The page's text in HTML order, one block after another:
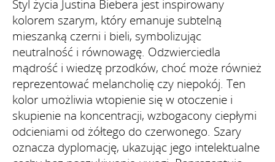
Styl życia Justina Biebera jest inspirowany
kolorem szarym, który emanuje subtelną
mieszanką czerni i bieli, symbolizując
neutralność i równowagę. Odzwierciedla
mądrość i wiedzę przodków, choć może również
reprezentować melancholię czy niepokój. Ten
kolor umożliwia wtopienie się w otoczenie i
skupienie na koncentracji, wzbogacony ciepłymi
odcieniami od żółtego do czerwonego. Szary
oznacza dyplomację, ukazując jego intelektualne